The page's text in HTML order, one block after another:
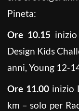
Pineta:
Ore 10.15
Design Kids
anni, Young 12-
Ore 11.00inizio
km – solo per